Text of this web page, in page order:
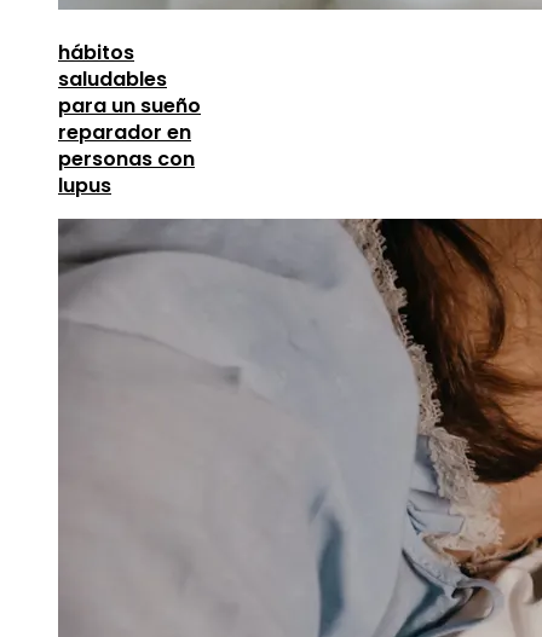
hábitos
saludables
para un sueño
reparador en
personas con
lupus